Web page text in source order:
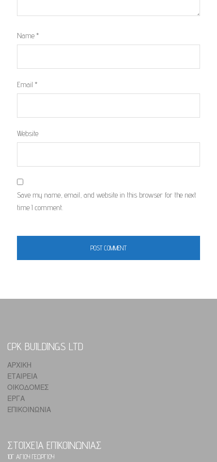
Name *
Email *
Website
Save my name, email, and website in this browser for the next
time I comment.
CPK BUILDINGS LTD
ΑΡΧΙΚΗ
ΕΤΑΙΡΕΙΑ
ΟΙΚΟΔΟΜΕΣ
ΕΡΓΑ
ΕΠΙΚΟΙΝΩΝΙΑ
ΣΤΟΙΧΕΙΑ ΕΠΙΚΟΙΝΩΝΙΑΣ
10Γ ΑΓΙΟΥ ΓΕΩΡΓΙΟΥ